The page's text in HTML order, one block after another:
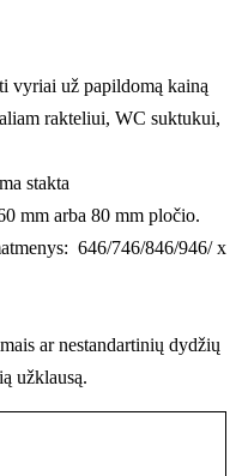
vyriai už papildomą kainą
rakteliui, WC suktukui,
stakta
mm arba 80 mm pločio.
646/746/846/946/ x
ar nestandartinių dydžių
užklausą.